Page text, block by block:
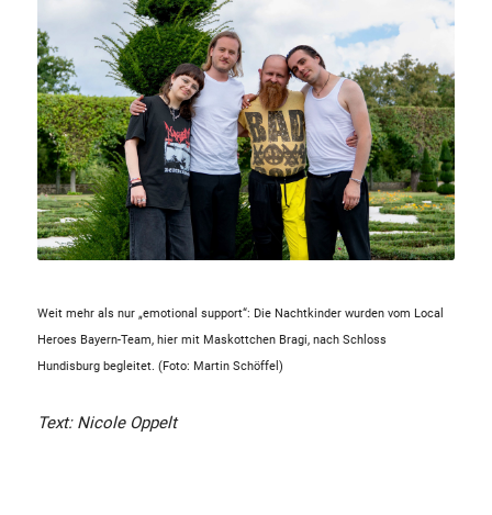
Weit mehr als nur „emotional support“: Die Nachtkinder wurden vom Local
Heroes Bayern-Team, hier mit Maskottchen Bragi, nach Schloss
Hundisburg begleitet. (Foto: Martin Schöffel)
Text: Nicole Oppelt